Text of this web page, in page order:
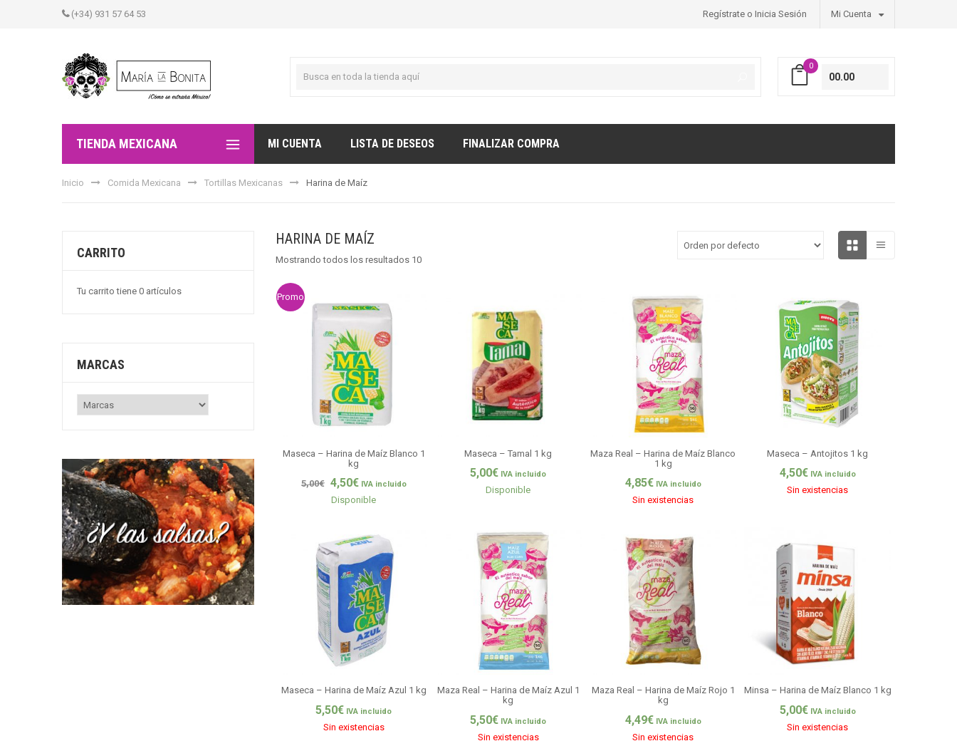
(+34) 931 57 64 53 Regístrate o Inicia Sesión Mi Cuenta
0
00.00
TIENDA MEXICANA MI CUENTA LISTA DE DESEOS FINALIZAR COMPRA
Inicio Comida Mexicana Tortillas Mexicanas Harina de Maíz
CARRITO
Tu carrito tiene 0 artículos
MARCAS
HARINA DE MAÍZ
Mostrando todos los resultados 10
Promo
Maseca – Harina de Maíz Blanco 1
kg
5,00€ 4,50€ IVA incluido
Disponible
Maseca – Tamal 1 kg
5,00€ IVA incluido
Disponible
Maza Real – Harina de Maíz Blanco
1 kg
4,85€ IVA incluido
Sin existencias
Maseca – Antojitos 1 kg
4,50€ IVA incluido
Sin existencias
Maseca – Harina de Maíz Azul 1 kg
5,50€ IVA incluido
Sin existencias
Maza Real – Harina de Maíz Azul 1
kg
5,50€ IVA incluido
Sin existencias
Maza Real – Harina de Maíz Rojo 1
kg
4,49€ IVA incluido
Sin existencias
Minsa – Harina de Maíz Blanco 1 kg
5,00€ IVA incluido
Sin existencias